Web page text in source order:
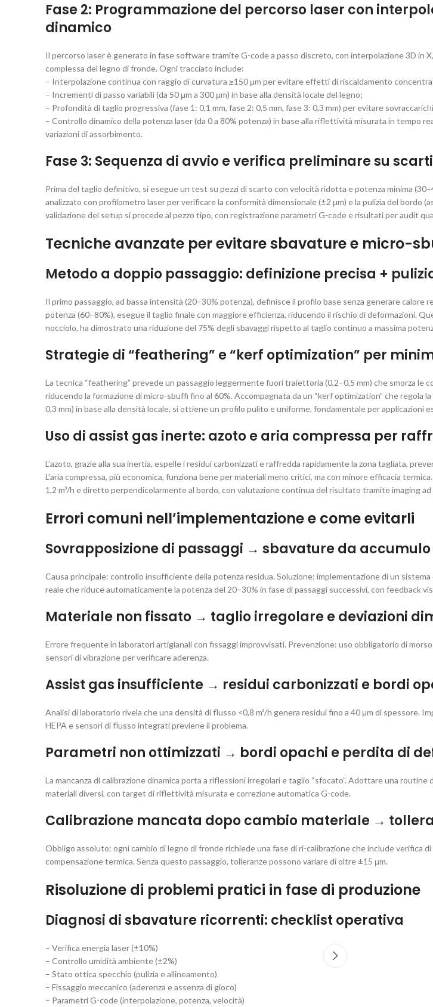
Fase 2: Programmazione del percorso laser con
dinamico
Il percorso laser è generato in fase software tramite G-code a passo discreto, con interpolazione 3D in
complessa del legno di fronde. Ogni tracciato include:
– Interpolazione continua con raggio di curvatura ≥150 μm per evitare effetti di riscaldamento
– Incrementi di passo variabili (da 50 μm a 300 μm) in base alla densità locale del legno;
– Profondità di taglio progressiva (fase 1: 0,1 mm, fase 2: 0,5 mm, fase 3: 0,3 mm) per evitare
– Controllo dinamico della potenza laser (da 0 a 80% potenza) in base alla riflettività misurata in tempo
variazioni di assorbimento.
Fase 3: Sequenza di avvio e verifica preliminare su scarti
Prima del taglio definitivo, si esegue un test su pezzi di scarto con velocità ridotta e potenza minima
analizzato con profilometro laser per verificare la conformità dimensionale (±2 μm) e la pulizia del bordo
validazione del setup si procede al pezzo tipo, con registrazione parametri G-code e risultati per audit
Tecniche avanzate per evitare sbavature e micro-
Metodo a doppio passaggio: definizione precisa +
Il primo passaggio, ad bassa intensità (20–30% potenza), definisce il profilo base senza generare calore
potenza (60–80%), esegue il taglio finale con maggiore efficienza, riducendo il rischio di deformazioni.
nocciolo, ha dimostrato una riduzione del 75% degli sbavaggi rispetto al taglio continuo a massima
Strategie di “feathering” e “kerf optimization” per
La tecnica “feathering” prevede un passaggio leggermente fuori traiettoria (0,2–0,5 mm) che smorza le
riducendo la formazione di micro-sbuffi fino al 60%. Accompagnata da un “kerf optimization” che regola
0,3 mm) in base alla densità locale, si ottiene un profilo pulito e uniforme, fondamentale per applicazioni
Uso di assist gas inerte: azoto e aria compressa per
L’azoto, grazie alla sua inertia, espelle i residui carbonizzati e raffredda rapidamente la zona tagliata,
L’aria compressa, più economica, funziona bene per materiali meno critici, ma con minore efficacia
1,2 m³/h e diretto perpendicolarmente al bordo, con valutazione continua del risultato tramite imaging ad
Errori comuni nell’implementazione e come evitarli
Sovrapposizione di passaggi → sbavature da
Causa principale: controllo insufficiente della potenza residua. Soluzione: implementazione di un
reale che riduce automaticamente la potenza del 20–30% in fase di passaggi successivi, con feedback
Materiale non fissato → taglio irregolare e deviazioni
Errore frequente in laboratori artigianali con fissaggi improvvisati. Prevenzione: uso obbligatorio di
sensori di vibrazione per verificare aderenza.
Assist gas insufficiente → residui carbonizzati e bordi
Analisi di laboratorio rivela che una densità di flusso <0,8 m³/h genera residui fino a 40 μm di spessore.
HEPA e sensori di flusso integrati previene il problema.
Parametri non ottimizzati → bordi opachi e perdita di
La mancanza di calibrazione dinamica porta a riflessioni irregolari e taglio “sfocato”. Adottare una routine
materiali diversi, con target di riflettività misurata e correzione automatica G-code.
Calibrazione mancata dopo cambio materiale →
Obbligo assoluto: ogni cambio di legno di fronde richiede una fase di ri-calibrazione che include verifica
compensazione termica. Senza questo passaggio, tolleranze possono variare di oltre ±15 μm.
Risoluzione di problemi pratici in fase di produzione
Diagnosi di sbavature ricorrenti: checklist operativa
– Verifica energia laser (±10%)
– Controllo umidità ambiente (±2%)
– Stato ottica specchio (pulizia e allineamento)
– Fissaggio meccanico (aderenza e assenza di gioco)
– Parametri G-code (interpolazione, potenza, velocità)